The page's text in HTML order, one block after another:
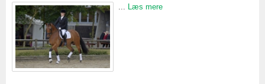
Læs mere